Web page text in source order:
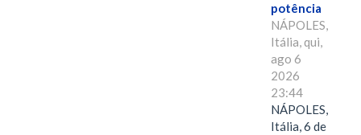
potência
NÁPOLES,
Itália, qui,
ago 6
2026
23:44
NÁPOLES,
Itália, 6 de